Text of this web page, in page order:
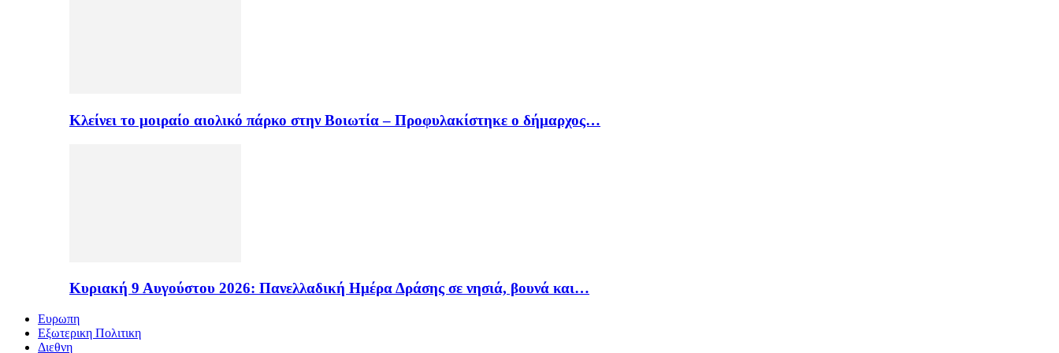
Κλείνει το μοιραίο αιολικό πάρκο στην Βοιωτία – Προφυλακίστηκε ο δήμαρχος…
Κυριακή 9 Αυγούστου 2026: Πανελλαδική Ημέρα Δράσης σε νησιά, βουνά και…
Ευρωπη
Εξωτερικη Πολιτικη
Διεθνη